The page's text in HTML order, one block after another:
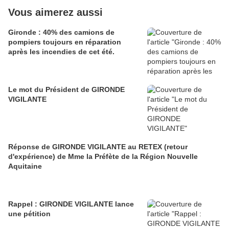
Vous aimerez aussi
Gironde : 40% des camions de
pompiers toujours en réparation
après les incendies de cet été.
Le mot du Président de GIRONDE
VIGILANTE
Réponse de GIRONDE VIGILANTE au RETEX (retour
d'expérience) de Mme la Préfète de la Région Nouvelle
Aquitaine
Rappel : GIRONDE VIGILANTE lance
une pétition